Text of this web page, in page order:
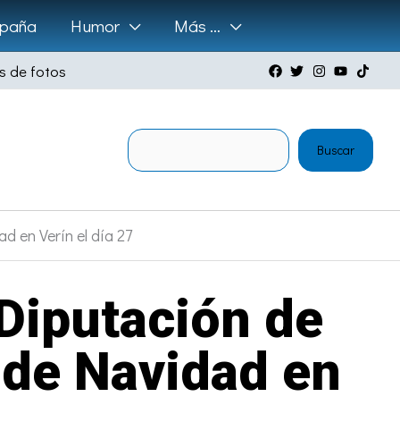
Humor Más …
de fotos
Buscar
en Verín el día 27
de
Navidad en